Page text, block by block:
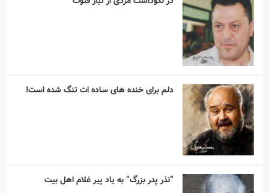
دلم برای خنده های ساده ات تنگ شده است!
“نذر پدر بزرگ” به یاد پیر غلام اهل بیت